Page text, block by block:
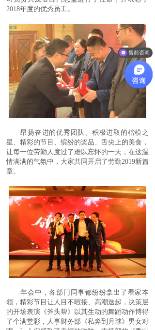
2018年度的优秀员工。
昂扬奋进的优秀团队、积极进取的楷模之
星、精彩的节目、缤纷的奖品、舌尖上的美食，
让每一位劳勤人度过了难以忘怀的一天，在这温
情满满的气氛中，大家共同开启了劳勤2019新篇
章。
年会中，各部门同事都纷纷拿出了看家本
领，精彩节目让人目不暇接、高潮迭起，决策层
的开场表演《斧头帮》以其生动的舞蹈动作博得
了个满堂彩，人事财务部《私奔到月球》男女对
售前咨询